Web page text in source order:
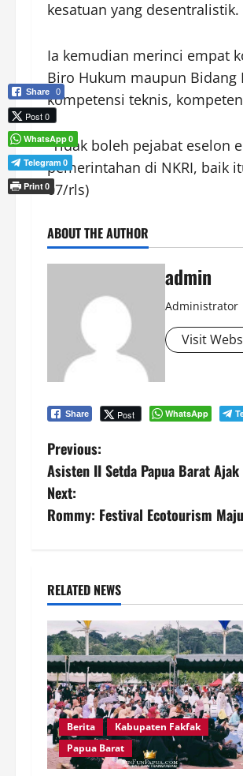
kesatuan yang
Ia kemudian merinci empat
Biro Hukum maupun
kompetensi teknis,
“Tidak boleh pejabat eselon
pemerintahan di NKRI, baik
07/rls)
ABOUT THE AUTHOR
admin
Administrator
Visit
Share Post WhatsApp
P
o
s
n
a
v
i
g
a
Previous:
Asisten II Setda Papua Barat
Next:
Rommy: Festival Ecotourism
RELATED NEWS
Berita
Kabupaten Fakfak
Papua Barat
Share 0
Post 0
WhatsApp0
Telegram 0
Print0